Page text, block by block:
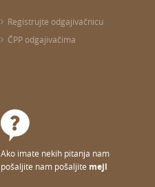
Registrujte odgajivačnicu
ČPP odgajivačima
Ako imate nekih pitanja nam
pošaljite nam pošaljite mejl